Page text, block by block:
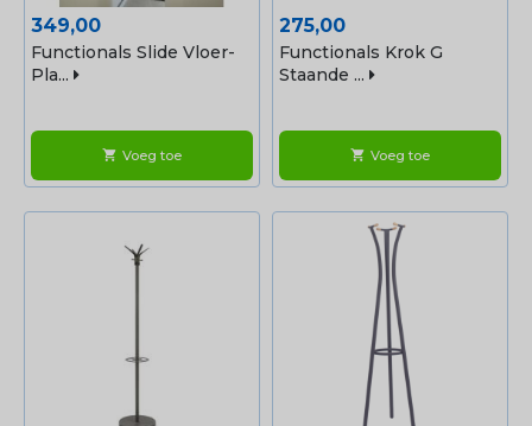
Prijs
349,00
Functionals Slide Vloer-
Pla...
shopping_cart Voeg toe
Prijs
275,00
Functionals Krok G
Staande ...
shopping_cart Voeg toe